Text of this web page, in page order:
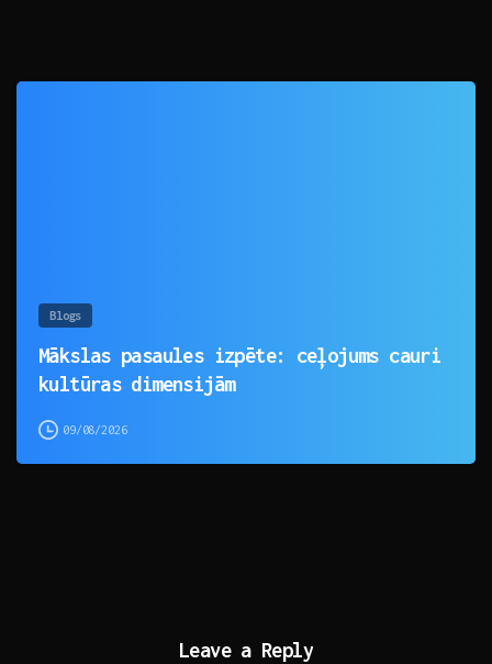
Blogs
Mākslas pasaules izpēte: ceļojums cauri
kultūras dimensijām
09/08/2026
Leave a Reply